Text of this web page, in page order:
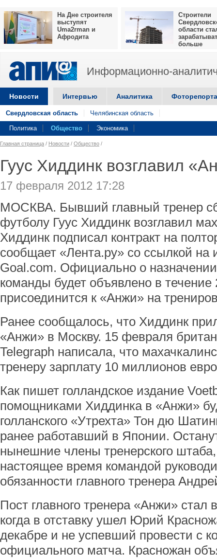
На Дне строителя
выступят
Uma2rman и
Афродита
Строители
области
больше
Информационно-
Новости Интервью Аналитика
Свердловская область Челябинская область
Политика Общество Экономика
Главная страница / Новости / Общество /
Гуус Хиддинк возглавил
17 февраля 2012 17:28
МОСКВА. Бывший главный тренер
футболу Гуус Хиддинк возглавил
Хиддинк подписал контракт на
сообщает «Лента.ру» со ссылкой на
Goal.com. Официально о
команды будет объявлено в течение
присоединится к «Анжи» на
Ранее сообщалось, что Хиддинк
«Анжи» в Москву. 15 февраля
Telegraph написала, что
тренеру зарплату 10 миллионов
Как пишет голландское издание
помощниками Хиддинка в «Анжи»
голланского «Утрехта» Тон дю
ранее работавший в Японии.
нынешние члены тренерского
настоящее время командой
обязанности главного тренера
Пост главного тренера «Анжи»
когда в отставку ушел Юрий
декабре и не успевший провести с
официального матча. Красножан